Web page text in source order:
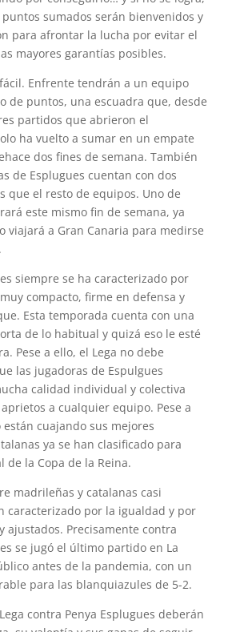
sumados serán bienvenidos y
para afrontar la lucha por evitar el
mayores garantías posibles.
Enfrente tendrán a un equipo
de puntos, una escuadra que, desde
partidos que abrieron el
ha vuelto a sumar en un empate
dos fines de semana. También
de Esplugues cuentan con dos
que el resto de equipos. Uno de
este mismo fin de semana, ya
viajará a Gran Canaria para medirse
siempre se ha caracterizado por
compacto, firme en defensa y
Esta temporada cuenta con una
de lo habitual y quizá eso le esté
Pese a ello, el Lega no debe
las jugadoras de Espulgues
calidad individual y colectiva
a cualquier equipo. Pese a
cuajando sus mejores
ya se han clasificado para
de la Copa de la Reina.
madrileñas y catalanas casi
caracterizado por la igualdad y por
ajustados. Precisamente contra
se jugó el último partido en La
antes de la pandemia, con un
para las blanquiazules de 5-2.
contra Penya Esplugues deberán